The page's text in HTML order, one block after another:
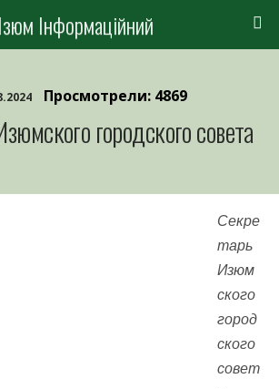
Ізюм Інформаційний
Просмотрели: 4869
городского совета
Секре
тарь
Изюм
ского
город
ского
совет